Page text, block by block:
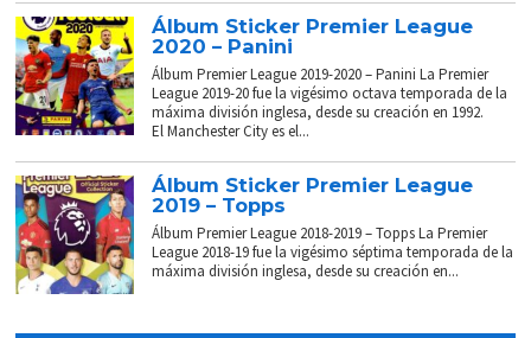
Álbum Sticker Premier League
2020 – Panini
Álbum Premier League 2019-2020 – Panini La Premier
League 2019-20 fue la vigésimo octava temporada de la
máxima división inglesa, desde su creación en 1992.
El Manchester City es el...
Álbum Sticker Premier League
2019 – Topps
Álbum Premier League 2018-2019 – Topps La Premier
League 2018-19 fue la vigésimo séptima temporada de la
máxima división inglesa, desde su creación en...